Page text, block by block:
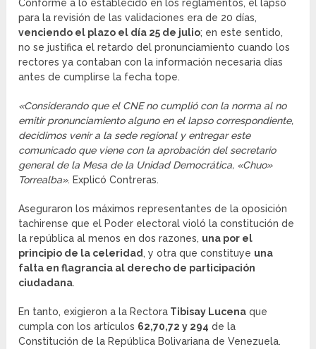
Conforme a lo establecido en los reglamentos, el lapso
para la revisión de las validaciones era de 20 días,
venciendo el plazo el día 25 de julio; en este sentido,
no se justifica el retardo del pronunciamiento cuando los
rectores ya contaban con la información necesaria días
antes de cumplirse la fecha tope.
«Considerando que el CNE no cumplió con la norma al no
emitir pronunciamiento alguno en el lapso correspondiente,
decidimos venir a la sede regional y entregar este
comunicado que viene con la aprobación del secretario
general de la Mesa de la Unidad Democrática, «Chuo»
Torrealba». Explicó Contreras.
Aseguraron los máximos representantes de la oposición
tachirense que el Poder electoral violó la constitución de
la república al menos en dos razones, una por el
principio de la celeridad , y otra que constituye una
falta en flagrancia al derecho de participación
ciudadana.
En tanto, exigieron a la Rectora Tibisay Lucena que
cumpla con los artículos 62,70,72 y 294 de la
Constitución de la República Bolivariana de Venezuela.